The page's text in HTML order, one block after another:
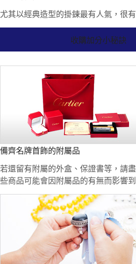
尤其以經典造型的掛鍊最有人氣，很
收購加分小秘訣
備齊名牌首飾的附屬品
若還留有附屬的外盒、保證書等，請
些商品可能會因附屬品的有無而影響